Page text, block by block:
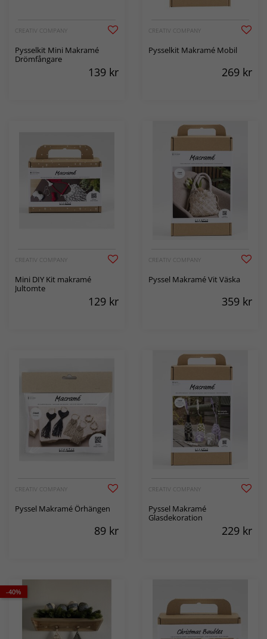
CREATIV COMPANY
Pysselkit Mini Makramé
Drömfångare
139 kr
CREATIV COMPANY
Pysselkit Makramé Mobil
269 kr
CREATIV COMPANY
Mini DIY Kit makramé
Jultomte
129 kr
CREATIV COMPANY
Pyssel Makramé Vit Väska
359 kr
CREATIV COMPANY
Pyssel Makramé Örhängen
89 kr
CREATIV COMPANY
Pyssel Makramé
Glasdekoration
229 kr
-40%